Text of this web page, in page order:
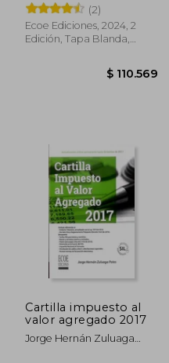
(2)
Ecoe Ediciones, 2024, 2
Edición, Tapa Blanda,
$ 110.569
Cartilla impuesto al
valor agregado 2017
Jorge Hernán Zuluaga